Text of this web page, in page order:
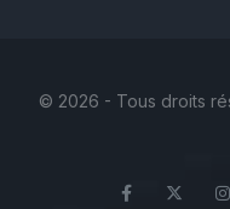
© 2026 - Tous droits
Facebook